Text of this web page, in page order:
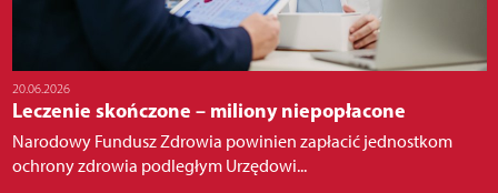
20.06.2026
Leczenie skończone – miliony niepopłacone
Narodowy Fundusz Zdrowia powinien zapłacić jednostkom
ochrony zdrowia podległym Urzędowi...